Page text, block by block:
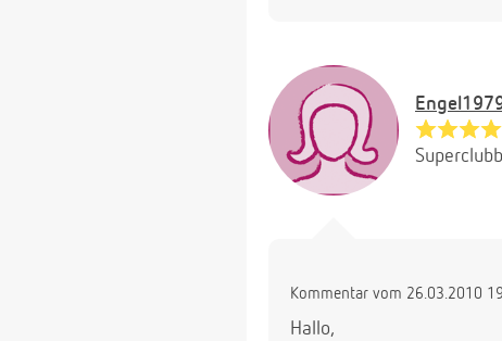
Kommentar vom 26.03.2010
Hallo,